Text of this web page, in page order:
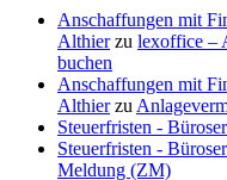
Anschaffungen mit
Althierzu lexoffice –
buchen
Anschaffungen mit
Althierzu
Steuerfristen -
Steuerfristen -
Meldung (ZM)